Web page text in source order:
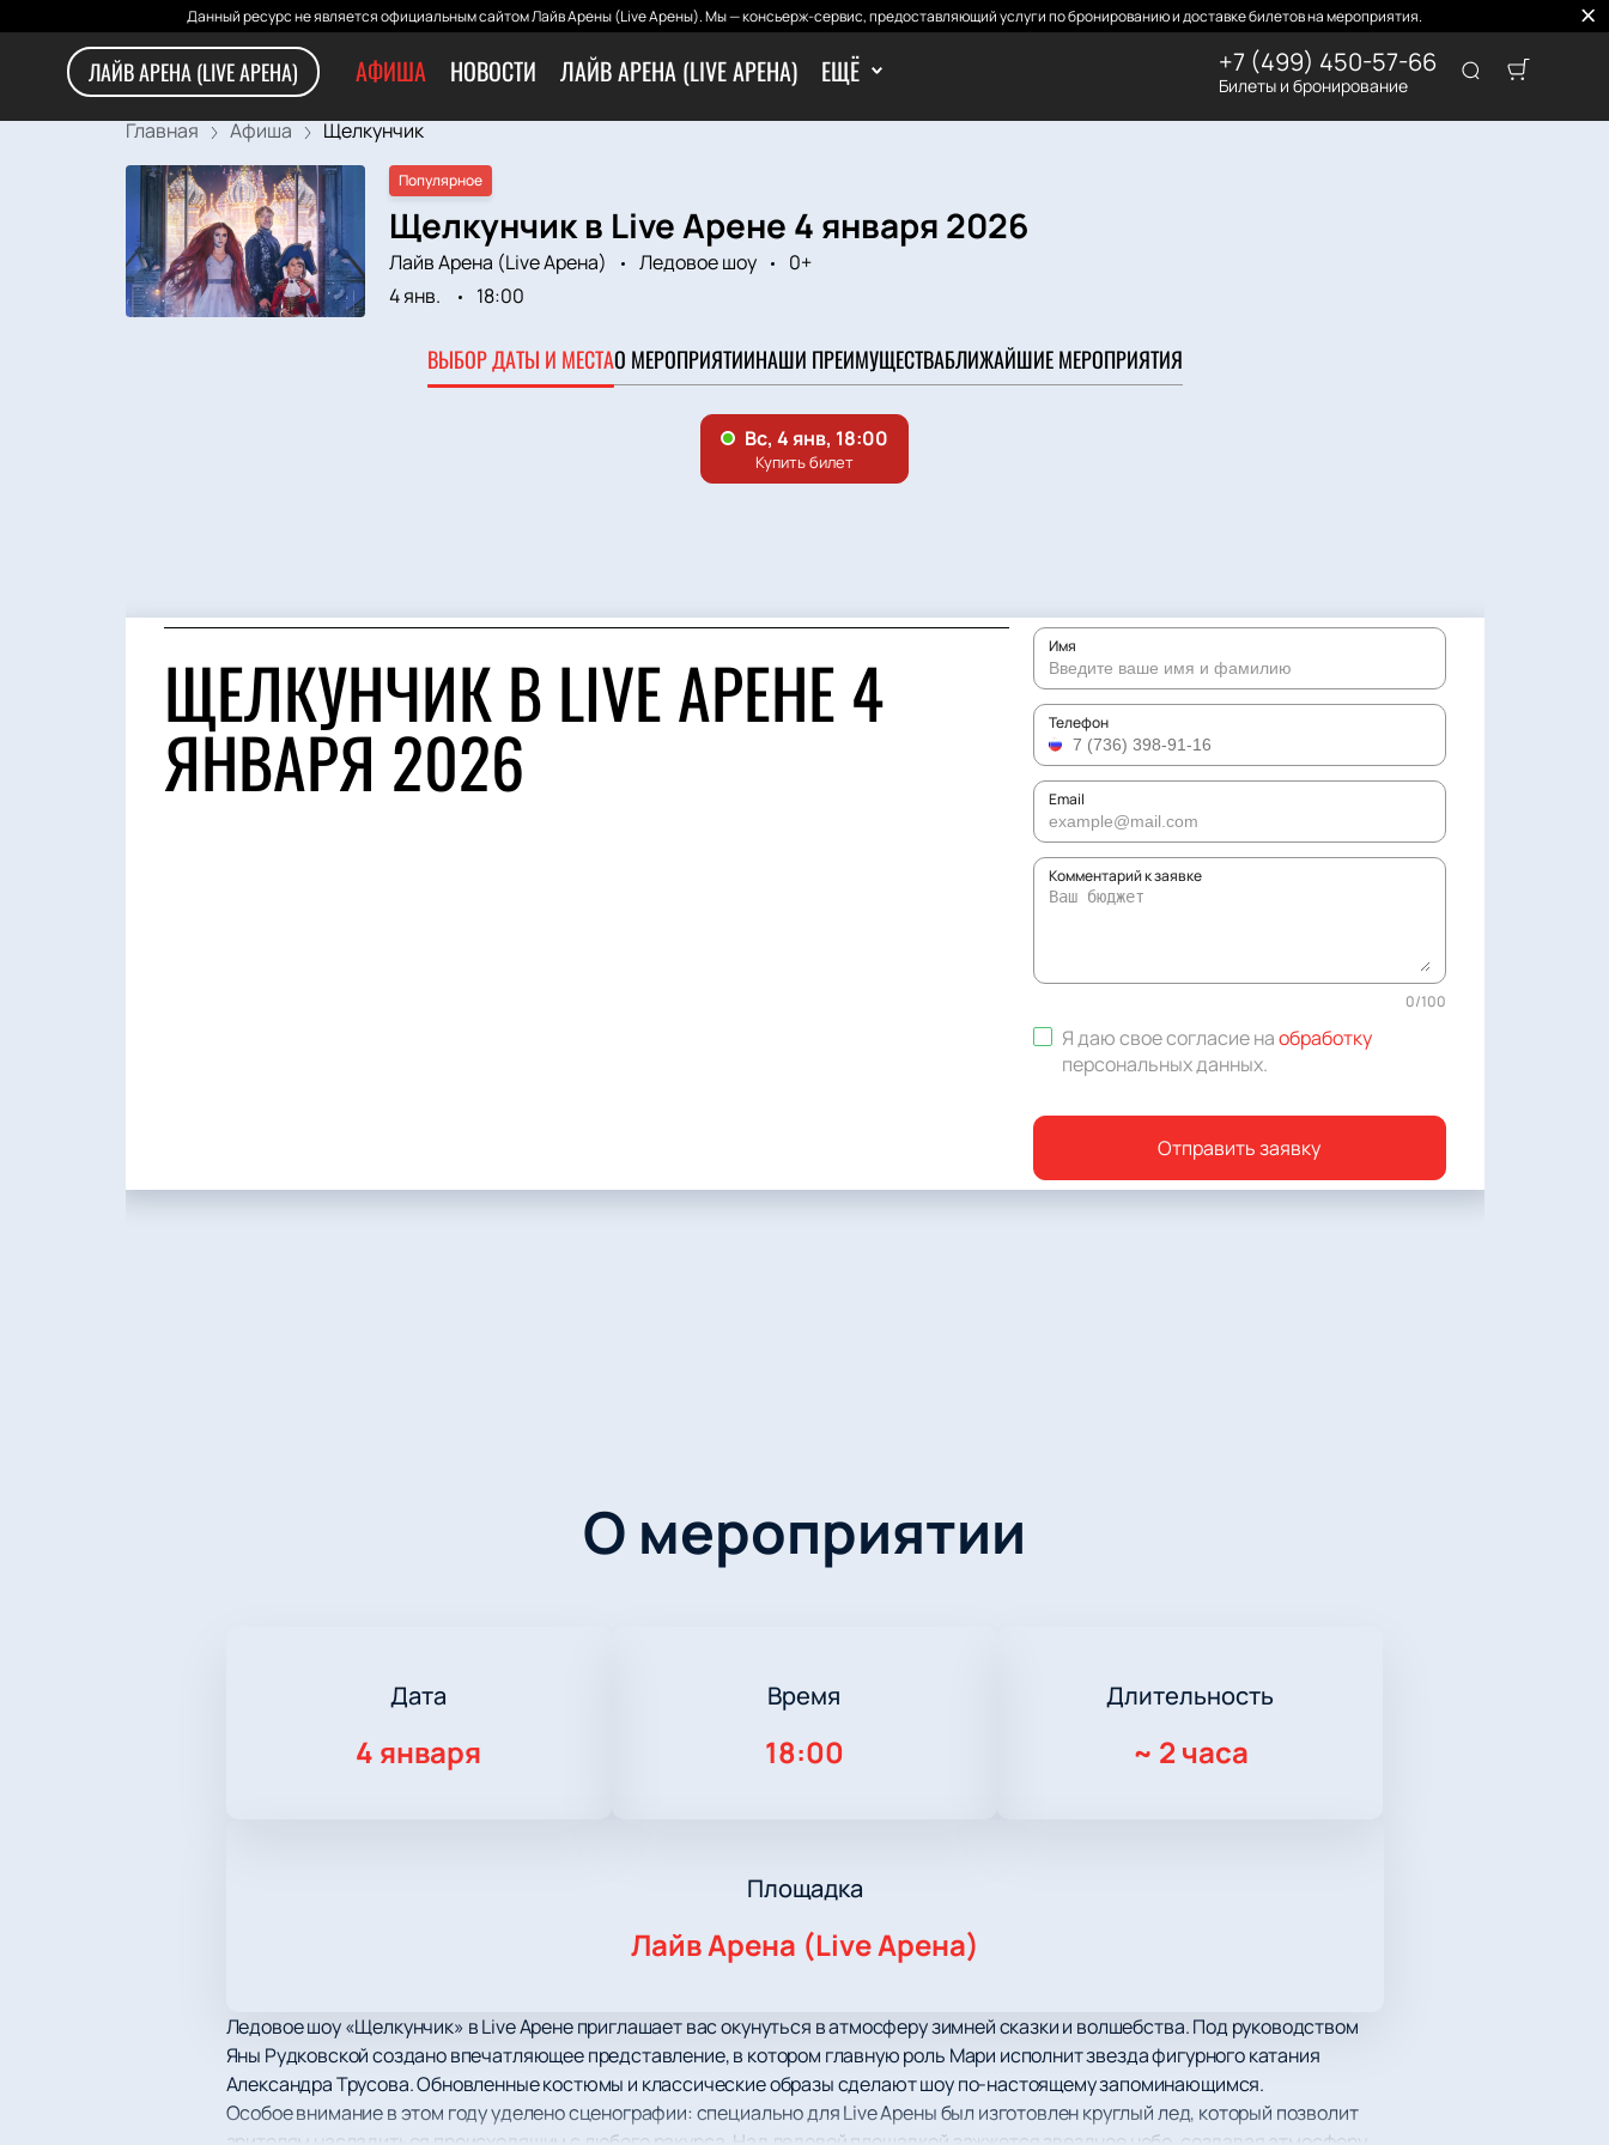
Данный ресурс не является официальным сайтом Лайв Арены (Live Арены). Мы — консьерж-сервис, предоставляющий услуги по бронированию и доставке билетов на мероприятия.
ЛАЙВ АРЕНА (LIVE АРЕНА) АФИША НОВОСТИ ЛАЙВ АРЕНА (LIVE АРЕНА) ЕЩЁ +7 (499) 450-57-66
Билеты и бронирование
Главная Афиша Щелкунчик
Популярное
Щелкунчик в Live Арене 4 января 2026
Лайв Арена (Live Арена) Ледовое шоу
0+
4 янв.
18:00
ВЫБОР ДАТЫ И МЕСТАО МЕРОПРИЯТИИНАШИ ПРЕИМУЩЕСТВАБЛИЖАЙШИЕ МЕРОПРИЯТИЯ
ЩЕЛКУНЧИК В LIVE АРЕНЕ 4
ЯНВАРЯ 2026
Имя
Телефон
Email
Комментарий к заявке
0/100
Я даю свое согласие наобработку
персональных данных.
Отправить заявку
О мероприятии
Дата
4 января
Время
18:00
Длительность
~ 2 часа
Площадка
Лайв Арена (Live Арена)
Ледовое шоу «Щелкунчик» в Live Арене приглашает вас окунуться в атмосферу зимней сказки и волшебства. Под руководством
Яны Рудковской создано впечатляющее представление, в котором главную роль Мари исполнит звезда фигурного катания
Александра Трусова. Обновленные костюмы и классические образы сделают шоу по-настоящему запоминающимся.
Особое внимание в этом году уделено сценографии: специально для Live Арены был изготовлен круглый лед, который позволит